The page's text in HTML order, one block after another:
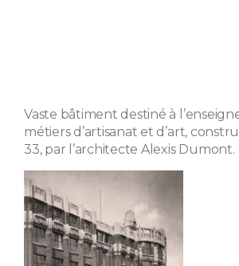
Vaste bâtiment destiné à
métiers d’artisanat et d’art,
33, par l’architecte Alexis Dumont.